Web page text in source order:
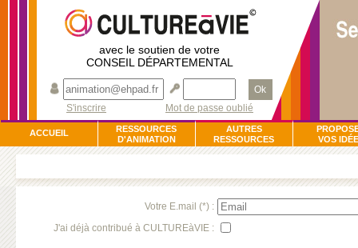
avec le soutien de votre
CONSEIL DÉPARTEMENTAL
Ok
S'inscrire
Mot de passe oublié
ACCUEIL
RESSOURCES
D'ANIMATION
AUTRES
RESSOURCES
VOS
Votre E.mail (*) :
J'ai déjà contribué à CULTUREàVIE :